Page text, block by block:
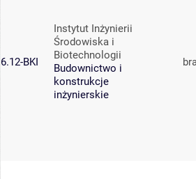
6.12-BKI
Instytut Inżynierii
Środowiska i
Biotechnologii
Budownictwo i
konstrukcje
inżynierskie